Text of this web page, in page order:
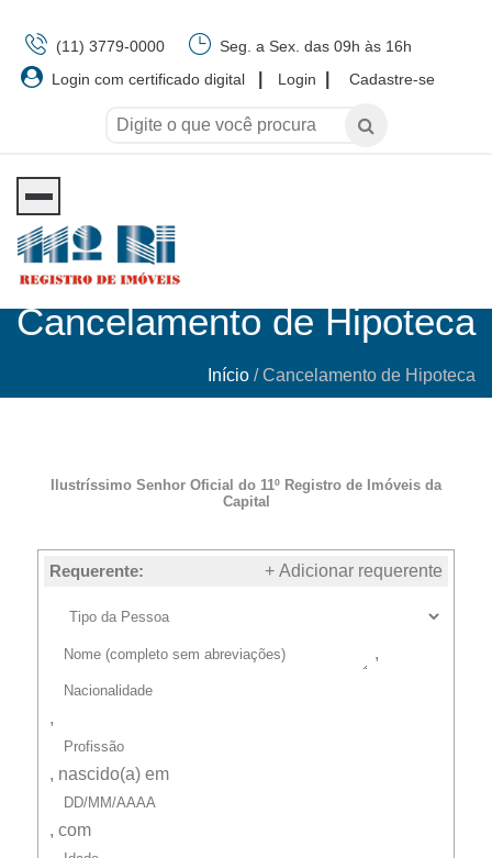
(11) 3779-0000
Seg. a Sex. das 09h às 16h
Login com certificado digital
Login Cadastre-se
Cancelamento de Hipoteca
Início /Cancelamento de Hipoteca
Ilustríssimo Senhor Oficial do 11º Registro de Imóveis da
Capital
Requerente: + Adicionar requerente
,
,
, nascido(a) em
, com